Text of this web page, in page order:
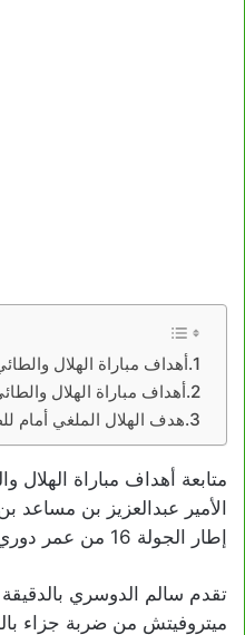
أهداف مباراة الهلال
أهداف مباراة الهلال
هدف الهلال الملغي أمام
متابعة أهداف مباراة الهلال
الأمير عبدالعزيز بن مساعد
إطار الجولة 16 من عمر دوري روشن السعودي للمحترفين.